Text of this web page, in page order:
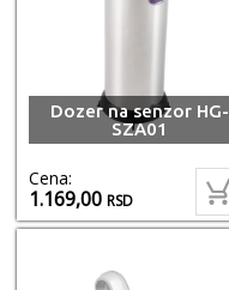
Dozer na senzor HG-
SZA01
Cena:
1.169,00RSD